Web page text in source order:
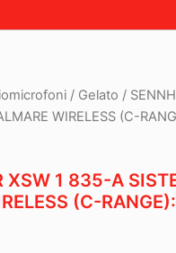
/ Gelato /
WIRELESS (C-
XSW 1 835-A
(C-